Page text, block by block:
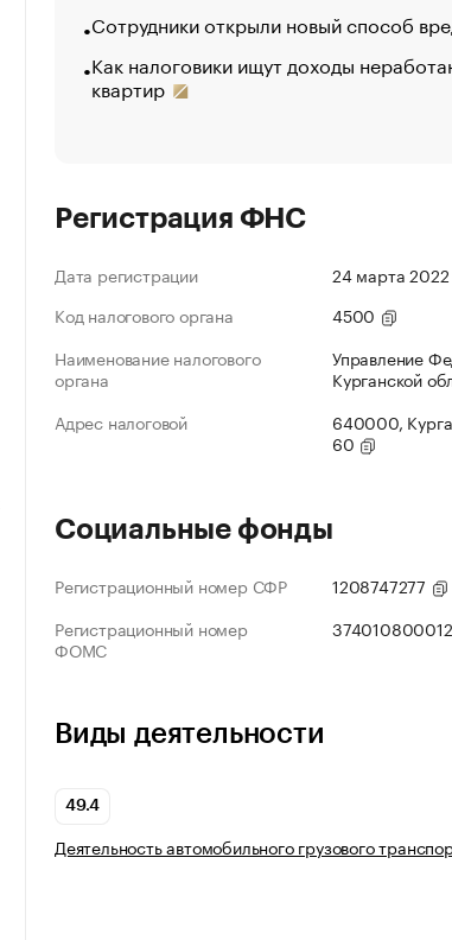
Сотрудники открыли новый способ
Как налоговики ищут доходы
квартир
Регистрация ФНС
Дата регистрации
24 марта 2022
Код налогового органа
4500
Наименование налогового
органа
Управление
Курганской
Адрес налоговой
640000,
60
Социальные фонды
Регистрационный номер СФР
1208747277
Регистрационный номер
ФОМС
Виды деятельности
49.4
Деятельность автомобильного грузового